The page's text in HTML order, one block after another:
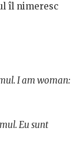
îl nimeresc
I am woman:
Eu sunt